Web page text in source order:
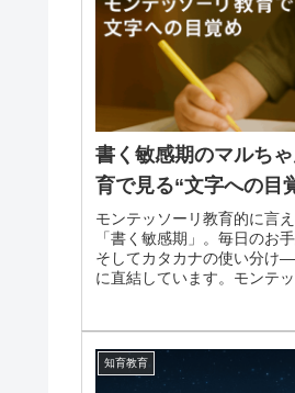
書く敏感期のマルち
育で見る“文字への目
モンテッソーリ教育的に言
「書く敏感期」。毎日のお
そしてカタカナの使い分け
に直結しています。モンテ
知育教育